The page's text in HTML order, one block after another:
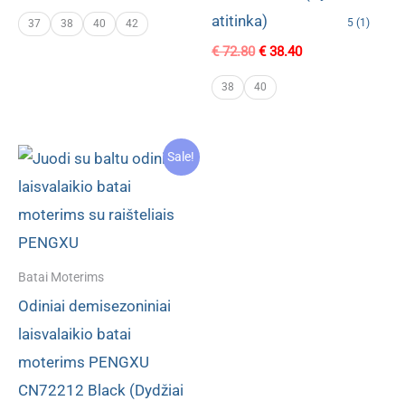
was:
€ 78.90.
is:
€ 39.80.
37 38 40 42
atitinka)
5 (1)
€72.80 Original
was:
€ 72.80.
€38.40Current
38 40
Sale!
Batai Moterims
Odiniai demisezoniniai
laisvalaikio batai
moterims PENGXU
CN72212 Black (Dydžiai